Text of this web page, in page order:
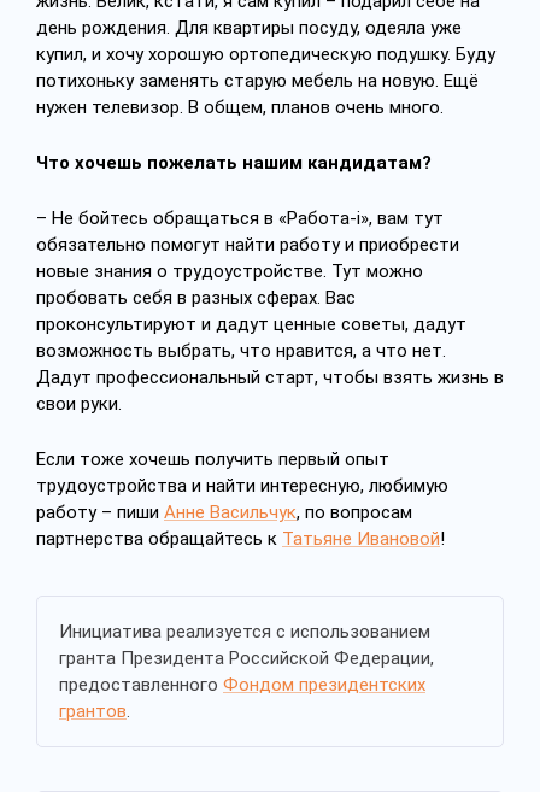
день рождения. Для квартиры посуду, одеяла уже
купил, и хочу хорошую ортопедическую подушку. Буду
потихоньку заменять старую мебель на новую. Ещё
нужен телевизор. В общем, планов очень много.
Что хочешь пожелать нашим кандидатам?
– Не бойтесь обращаться в «Работа-i», вам тут
обязательно помогут найти работу и приобрести
новые знания о трудоустройстве. Тут можно
пробовать себя в разных сферах. Вас
проконсультируют и дадут ценные советы, дадут
возможность выбрать, что нравится, а что нет.
Дадут профессиональный старт, чтобы взять жизнь в
свои руки.
Если тоже хочешь получить первый опыт
трудоустройства и найти интересную, любимую
работу – пиши Анне Васильчук, по вопросам
партнерства обращайтесь к Татьяне Ивановой!
Инициатива реализуется с использованием
гранта Президента Российской Федерации,
предоставленного Фондом президентских
грантов.